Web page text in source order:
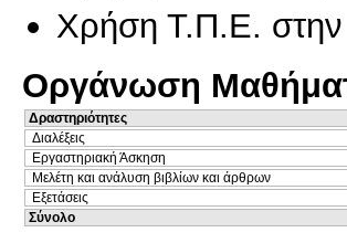
Χρήση Τ.Π.Ε. στην
Οργάνωση
Δραστηριότητες
Διαλέξεις
Εργαστηριακή Άσκηση
Μελέτη και ανάλυση βιβλίων και άρθρων
Εξετάσεις
Σύνολο